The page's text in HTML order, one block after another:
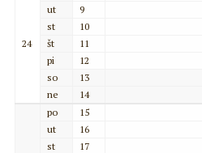
24
ut
9
st
10
št
11
pi
12
so
13
ne
14
po
15
ut
16
st
17